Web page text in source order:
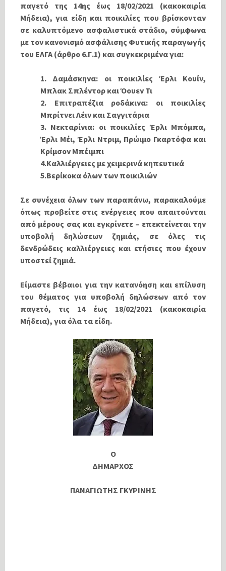
παγετό της 14ης έως 18/02/2021 (κακοκαιρία
Μήδεια), για είδη και ποικιλίες που βρίσκονταν
σε καλυπτόμενο ασφαλιστικά στάδιο, σύμφωνα
με τον κανονισμό ασφάλισης Φυτικής παραγωγής
του ΕΛΓΑ (άρθρο 6.Γ.1) και συγκεκριμένα για:
1. Δαμάσκηνα: οι ποικιλίες Έρλι Κουίν,
Μπλακ Σπλέντορ και Όουεν Τι
2. Επιτραπέζια ροδάκινα: οι ποικιλίες
Μπρίτνει Λέιν και Σαγγιτάρια
3. Νεκταρίνια: οι ποικιλίες Έρλι Μπόμπα,
Έρλι Μέι, Έρλι Ντριμ, Πρώιμο Γκαρτόφα και
Κρίμσον Μπέιμπι
4.Καλλιέργειες με χειμερινά κηπευτικά
5.Βερίκοκα όλων των ποικιλιών
Σε συνέχεια όλων των παραπάνω, παρακαλούμε
όπως προβείτε στις ενέργειες που απαιτούνται
από μέρους σας και εγκρίνετε – επεκτείνεται την
υποβολή δηλώσεων ζημιάς, σε όλες τις
δενδρώδεις καλλιέργειες και ετήσιες που έχουν
υποστεί ζημιά.
Είμαστε βέβαιοι για την κατανόηση και επίλυση
του θέματος για υποβολή δηλώσεων από τον
παγετό, τις 14 έως 18/02/2021 (κακοκαιρία
Μήδεια), για όλα τα είδη.
Ο
ΔΗΜΑΡΧΟΣ
ΠΑΝΑΓΙΩΤΗΣ ΓΚΥΡΙΝΗΣ